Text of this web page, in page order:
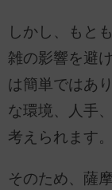
しかし、もと
雑の影響を避
は簡単ではあ
な環境、人手
考えられます。
そのため、薩